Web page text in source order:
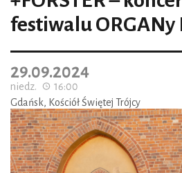
festiwalu ORGANy
29.09.2024
niedz.
16:00
Gdańsk, Kościół Świętej Trójcy